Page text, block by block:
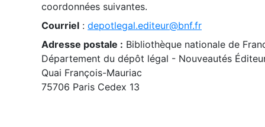
coordonnées suivantes.
Courriel : depotlegal.editeur@bnf.fr
Adresse postale : Bibliothèque nationale de
Département du dépôt légal - Nouveautés
Quai François-Mauriac
75706 Paris Cedex 13